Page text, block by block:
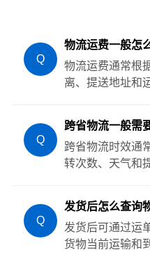
Q
物流运费一般怎
物流运费通常根
离、提送地址和
Q
跨省物流一般需
跨省物流时效通
转次数、天气和
Q
发货后怎么查询
发货后可通过运
货物当前运输和